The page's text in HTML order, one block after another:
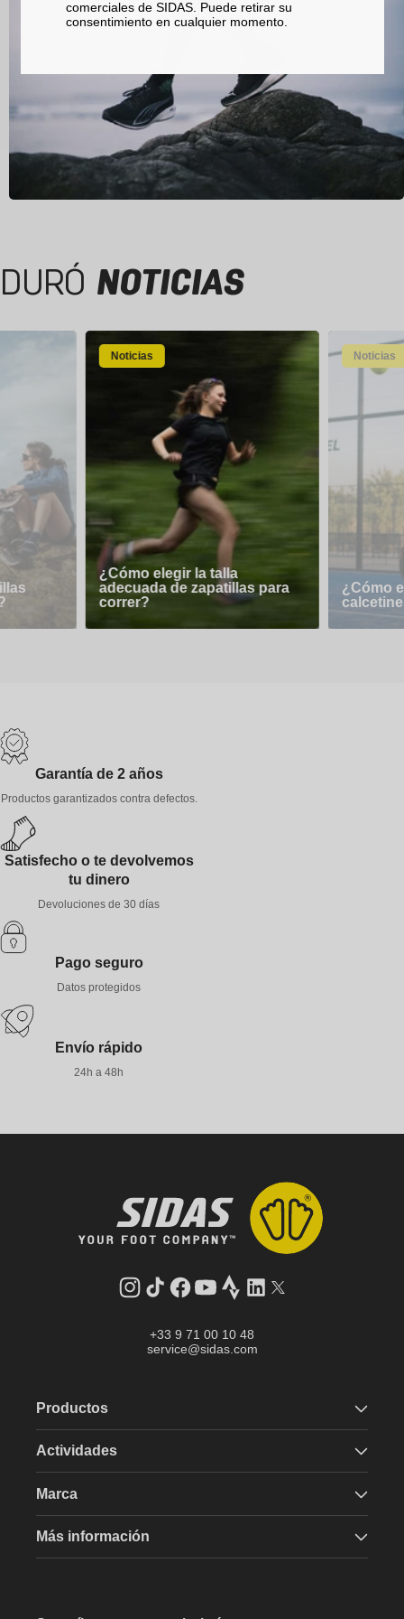
DURÓ NOTICIAS
Noticias
¿Cómo elegir la talla
adecuada de zapatillas para
correr?
Noticias
¿Cómo
Garantía de 2 años
Productos garantizados contra defectos.
Satisfecho o te devolvemos
tu dinero
Devoluciones de 30 días
Pago seguro
Datos protegidos
Envío rápido
24h a 48h
Instagram
tiktokfacebookyoutubeStravaLinkedInGorjeo
+33 9 71 00 10 48
service@sidas.com
Productos
Actividades
Marca
Más información
comerciales de SIDAS. Puede retirar su
consentimiento en cualquier momento.